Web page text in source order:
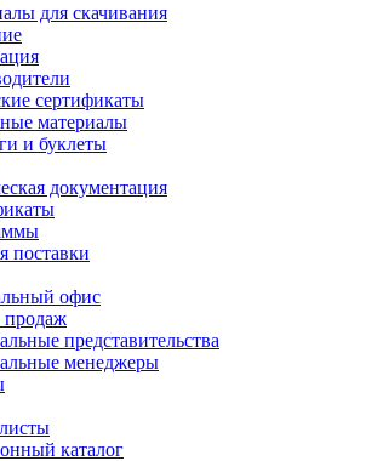
для скачивания
сертификаты
материалы
и буклеты
документация
поставки
офис
представительства
менеджеры
каталог